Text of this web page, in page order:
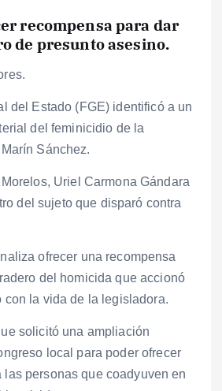
recompensa para dar
de presunto asesino.
del Estado (FGE) identificó a un
del feminicidio de la
Sánchez.
Uriel Carmona Gándara
del sujeto que disparó contra
ofrecer una recompensa
del homicida que accionó
con la vida de la legisladora.
solicitó una ampliación
local para poder ofrecer
las personas que coadyuven en